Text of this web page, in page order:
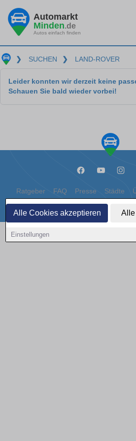
Alle Cookies akzeptieren
Einstellungen
Automarkt
Minden.de
Autos einfach finden
❯ SUCHEN ❯ LAND-ROVER
Leider konnten wir derzeit keine
Schauen Sie bald wieder vorbei!
Ratgeber FAQ Presse Städte
Datenschutz
Copyright © 2000 - 2026 | 1A Infosysteme